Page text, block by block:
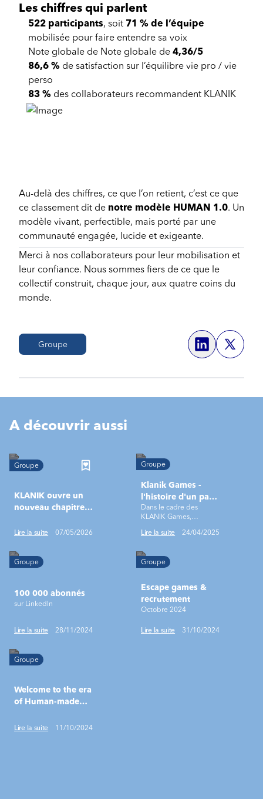
Les chiffres qui parlent
522 participants, soit 71 % de l’équipe
mobilisée pour faire entendre sa voix
Note globale de Note globale de 4,36/5
86,6 % de satisfaction sur l’équilibre vie pro / vie
perso
83 % des collaborateurs recommandent KLANIK
Au-delà des chiffres, ce que l’on retient, c’est ce que
ce classement dit de notre modèle HUMAN 1.0. Un
modèle vivant, perfectible, mais porté par une
communauté engagée, lucide et exigeante.
Merci à nos collaborateurs pour leur mobilisation et
leur confiance. Nous sommes fiers de ce que le
collectif construit, chaque jour, aux quatre coins du
monde.
Groupe
Share
A découvrir aussi
Groupe
KLANIK ouvre un
nouveau chapitre
Lire la suite 07/05/2026
Groupe
Klanik Games -
l'histoire d'un pari
fou, à la croisée
entre le sport &
l'humain
Dans le cadre des
KLANIK Games,
sportifs, corporate &
KLANIK ont pu soutenir
les associations de leur
Lire la suite 24/04/2025
Groupe
100 000 abonnés
sur LinkedIn
Lire la suite 28/11/2024
Groupe
Escape games &
recrutement
Octobre 2024
Lire la suite 31/10/2024
Groupe
Welcome to the era
of Human-made
Lire la suite 11/10/2024